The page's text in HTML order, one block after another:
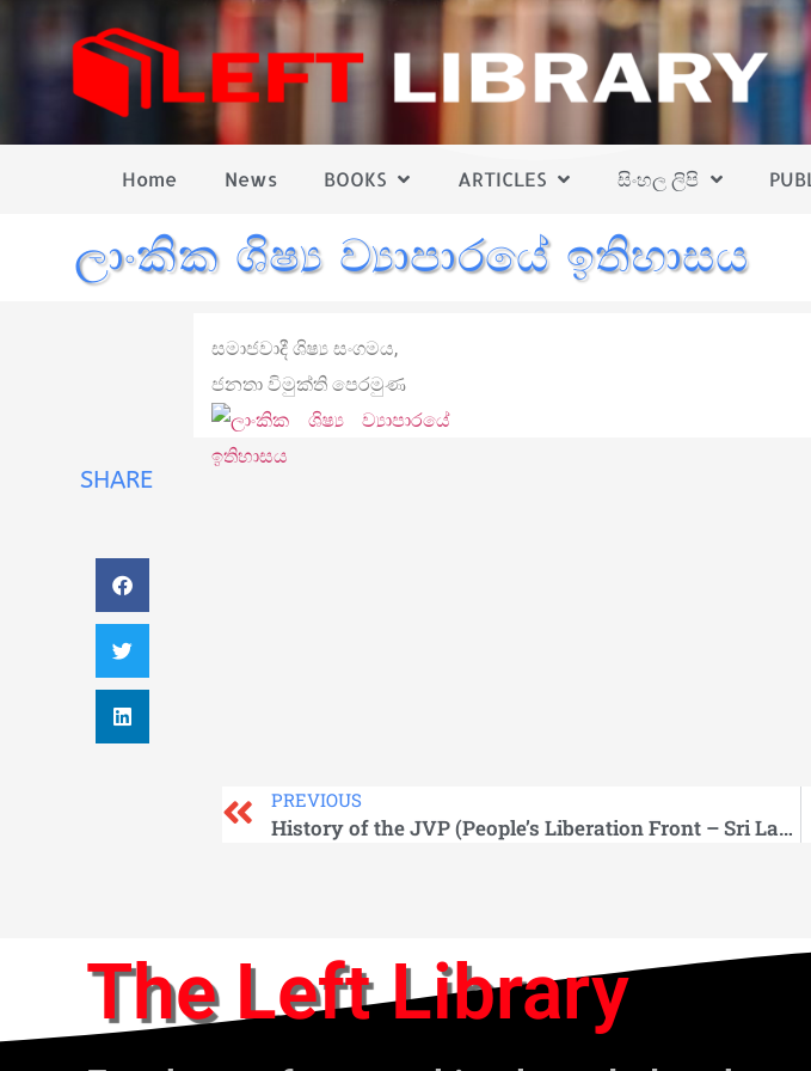
Home News BOOKS ARTICLES සිංහල ලිපි
ලාංකික ශිෂ්‍ය ව්‍යාපාරයේ ඉතිහාසය
SHARE
සමාජවාදී ශිෂ්‍ය සංගමය,
ජනතා විමුක්ති පෙරමුණ
PREVIOUS
History of the JVP (People’s Liberation Front – Sri Lanka)
The Left Library